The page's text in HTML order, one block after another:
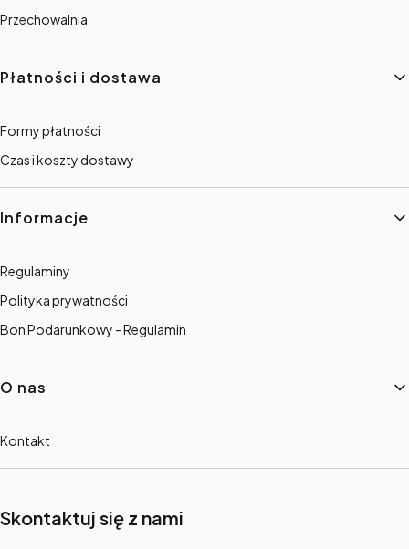
Przechowalnia
Płatności i dostawa
Formy płatności
Czas i koszty dostawy
Informacje
Regulaminy
Polityka prywatności
Bon Podarunkowy - Regulamin
O nas
Kontakt
Skontaktuj się z nami